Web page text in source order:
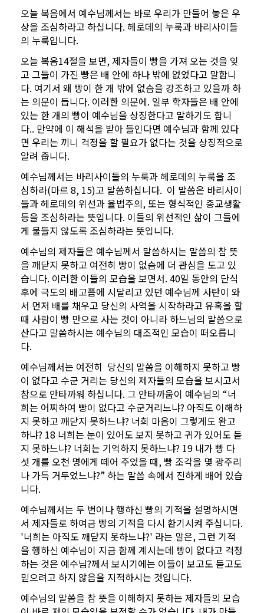
오늘 복음에서 예수님께서는 바로 우리가 만들어 놓은 우
상을 조심하라고 하십니다. 헤로데의 누룩과 바리사이들
의 누룩입니다.
오늘 복음14절을 보면, 제자들이 빵을 가져 오는 것을 잊
고 그들이 가진 빵은 배 안에 하나 밖에 없었다고 말합니
다. 여기서 왜 빵이 한 개 밖에 없슴을 강조하고 있을까 하
는 의문이 듭니다. 이러한 의문에. 일부 학자들은 배 안에
있는 한 개의 빵이 예수님을 상징한다고 말하기도 합니
다.. 만약에 이 해석을 받아 들인다면 예수님과 함께 있다
면 우리는 끼니 걱정을 할 필요가 없다는 것을 상징적으로
알려 줍니다.
예수님께서는 바리사이들의 누룩과 헤로데의 누룩을 조
심하라(마르 8, 15)고 말씀하십니다. 이 말씀은 바리사이
들과 헤로데의 위선과 율법주의, 또는 형식적인 종교생활
등을 조심하라는 뜻입니다. 이들의 위선적인 삶이 그들에
게 물들지 않도록 조심하라는 뜻입니다.
예수님의 제자들은 예수님께서 말씀하시는 말씀의 참 뜻
을 깨닫지 못하고 여전히 빵이 없슴에 더 관심을 도고 있
습니다. 이러한 이들의 모습을 보면서. 40일 동안의 단식
후에 극도의 배고픔에 시달리고 있던 예수님께 사탄이 와
서 먼저 배를 채우고 당신의 사역을 시작하라고 유혹을 할
때 사람이 빵 만으로 사는 것이 아니라 하느님의 말씀으로
산다고 말씀하시는 예수님의 대조적인 모습이 떠오릅니
다.
예수님께서는 여전히 당신의 말씀을 이해하지 못하고 빵
이 없다고 수군 거리는 당신의 제자들의 모습을 보시고서
참으로 안타까워 하십니다. 그 안타까움이 예수님의 “너
희는 어찌하여 빵이 없다고 수군거리느냐? 아직도 이해하
지 못하고 깨닫지 못하느냐? 너희 마음이 그렇게도 완고
하냐? 18 너희는 눈이 있어도 보지 못하고 귀가 있어도 듣
지 못하느냐? 너희는 기억하지 못하느냐? 19 내가 빵 다
섯 개를 오천 명에게 떼어 주었을 때, 빵 조각을 몇 광주리
나 가득 거두었느냐?” 하는 말씀 속에서 진하게 배어 있습
니다.
예수님께서는 두 번이나 행하신 빵의 기적을 설명하시면
서 제자들로 하여금 빵의 기적을 다시 환기시켜 주십니다.
'너희는 아직도 깨닫지 못하느냐?' 라는 말은, 그런 기적
을 행하신 예수님이 지금 함께 계시는데 빵이 없다고 걱정
하는 것은 예수님?께서 보시기에는 이들이 보고도 듣고도
믿으려고 하지 않음을 지적하시는 것입니다.
예수님의 말씀을 참 뜻을 이해하지 못하는 제자들의 모습